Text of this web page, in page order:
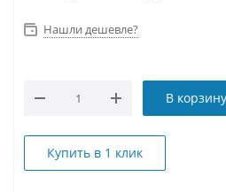
Нашли дешевле?
В корзину
Купить в 1 клик